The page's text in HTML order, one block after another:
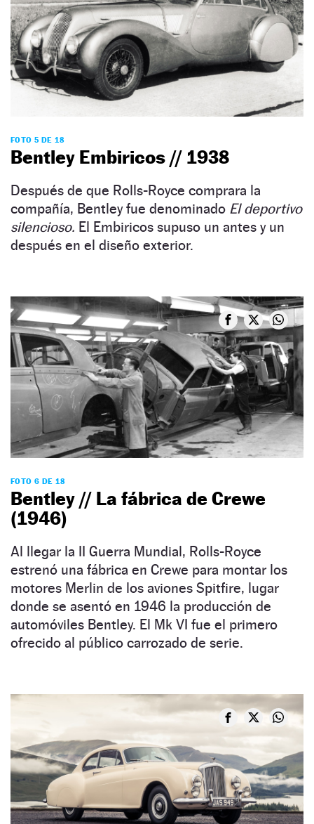
FOTO 5 DE 18
Bentley Embiricos // 1938
Después de que Rolls-Royce comprara la
compañía, Bentley fue denominado El deportivo
silencioso. El Embiricos supuso un antes y un
después en el diseño exterior.
FOTO 6 DE 18
Bentley // La fábrica de Crewe
(1946)
Al llegar la II Guerra Mundial, Rolls-Royce
estrenó una fábrica en Crewe para montar los
motores Merlin de los aviones Spitfire, lugar
donde se asentó en 1946 la producción de
automóviles Bentley. El Mk VI fue el primero
ofrecido al público carrozado de serie.